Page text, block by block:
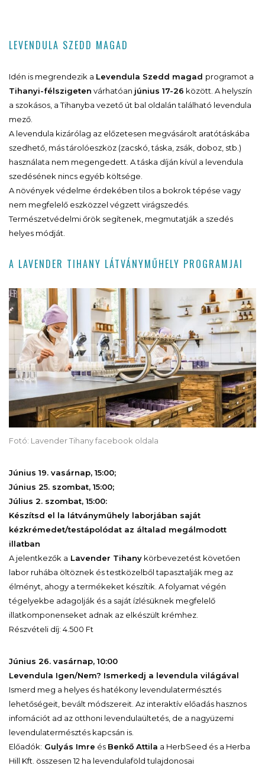
LEVENDULA SZEDD MAGAD
Idén is megrendezik a Levendula Szedd magad programot a
Tihanyi-félszigeten várhatóan június 17-26 között. A helyszín
a szokásos, a Tihanyba vezető út bal oldalán található levendula
mező.
A levendula kizárólag az előzetesen megvásárolt aratótáskába
szedhető, más tárolóeszköz (zacskó, táska, zsák, doboz, stb.)
használata nem megengedett. A táska díján kívül a levendula
szedésének nincs egyéb költsége.
A növények védelme érdekében tilos a bokrok tépése vagy
nem megfelelő eszközzel végzett virágszedés.
Természetvédelmi őrök segítenek, megmutatják a szedés
helyes módját.
A LAVENDER TIHANY LÁTVÁNYMŰHELY PROGRAMJAI
Fotó: Lavender Tihany facebook oldala
Június 19. vasárnap, 15:00;
Június 25. szombat, 15:00;
Július 2. szombat, 15:00:
Készítsd el la látványműhely laborjában saját
kézkrémedet/testápolódat az általad megálmodott
illatban
A jelentkezők a Lavender Tihany körbevezetést követően
labor ruhába öltöznek és testközelből tapasztalják meg az
élményt, ahogy a termékeket készítik. A folyamat végén
tégelyekbe adagolják és a saját ízlésüknek megfelelő
illatkomponenseket adnak az elkészült krémhez.
Részvételi díj: 4.500 Ft
Június 26. vasárnap, 10:00
Levendula Igen/Nem? Ismerkedj a levendula világával
Ismerd meg a helyes és hatékony levendulatermésztés
lehetőségeit, bevált módszereit. Az interaktív előadás hasznos
infomációt ad az otthoni levendulaültetés, de a nagyüzemi
levendulatermésztés kapcsán is.
Előadók: Gulyás Imre és Benkő Attila a HerbSeed és a Herba
Hill Kft. összesen 12 ha levendulaföld tulajdonosai